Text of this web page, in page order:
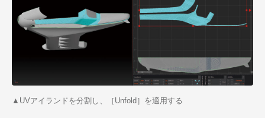
▲UVアイランドを分割し、［Unfold］を適用する